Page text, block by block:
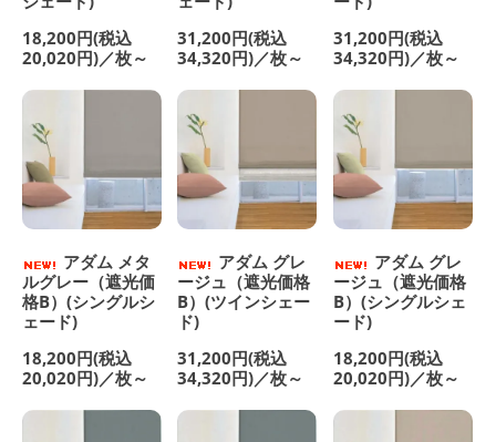
18,200円(税込
20,020円)／枚～
31,200円(税込
34,320円)／枚～
31,200円(税込
34,320円)／枚～
アダム メタ
ルグレー（遮光価
格B）(シングルシ
ェード)
18,200円(税込
20,020円)／枚～
アダム グレ
ージュ（遮光価格
B）(ツインシェー
ド)
31,200円(税込
34,320円)／枚～
アダム グレ
ージュ（遮光価格
B）(シングルシェ
ード)
18,200円(税込
20,020円)／枚～